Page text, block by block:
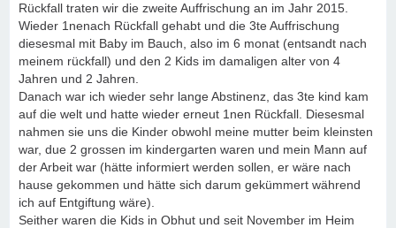
Rückfall traten wir die zweite Auffrischung an im Jahr 2015.
Wieder 1nenach Rückfall gehabt und die 3te Auffrischung
diesesmal mit Baby im Bauch, also im 6 monat (entsandt nach
meinem rückfall) und den 2 Kids im damaligen alter von 4
Jahren und 2 Jahren.
Danach war ich wieder sehr lange Abstinenz, das 3te kind kam
auf die welt und hatte wieder erneut 1nen Rückfall. Diesesmal
nahmen sie uns die Kinder obwohl meine mutter beim kleinsten
war, due 2 grossen im kindergarten waren und mein Mann auf
der Arbeit war (hätte informiert werden sollen, er wäre nach
hause gekommen und hätte sich darum gekümmert während
ich auf Entgiftung wäre).
Seither waren die Kids in Obhut und seit November im Heim